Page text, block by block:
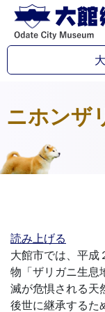
ニホンザ
読み上げる
大館市では、平成
物「ザリガニ生息
滅が危惧される天
後世に継承するた